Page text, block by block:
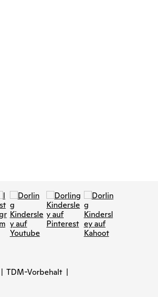
| TDM-Vorbehalt |